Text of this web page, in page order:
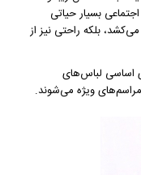
بسیار حیاتی
بلکه راحتی نیز از
اساسی لباس‌های
ویژه می‌شوند.